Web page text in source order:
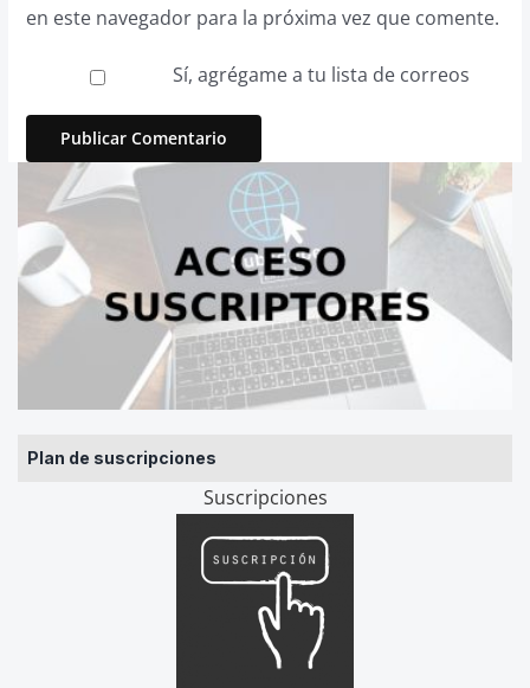
Plan de suscripciones
Suscripciones
en este navegador para la próxima vez que comente.
Sí, agrégame a tu lista de correos